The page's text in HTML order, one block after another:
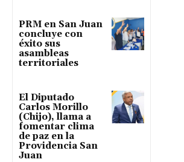
PRM en San Juan
concluye con
éxito sus
asambleas
territoriales
El Diputado
Carlos Morillo
(Chijo), llama a
fomentar clima
de paz en la
Providencia San
Juan